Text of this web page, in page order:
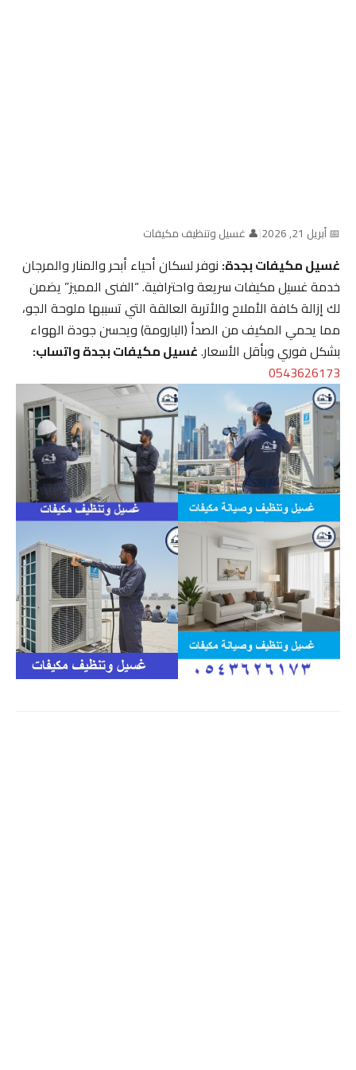
📅 أبريل 21, 2026 |👤 غسيل وتنظيف مكيفات
غسيل مكيفات بجدة:نوفر لسكان أحياء أبحر والمنار والمرجان
خدمة غسيل مكيفات سريعة واحترافية. “الفنى المميز” يضمن
لك إزالة كافة الأملاح والأتربة العالقة التي تسببها ملوحة الجو،
مما يحمي المكيف من الصدأ (البارومة) ويحسن جودة الهواء
بشكل فوري وبأقل الأسعار.غسيل مكيفات بجدة واتساب:
0543626173